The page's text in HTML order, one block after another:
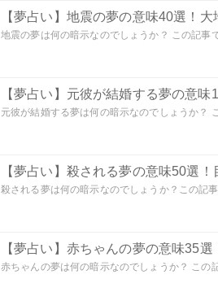
【夢占い】地震の夢の意味40選！
地震の夢は何の暗示なのでしょうか？ この記事
【夢占い】元彼が結婚する夢の意
元彼が結婚する夢は何の暗示なのでしょうか？
【夢占い】殺される夢の意味50選
殺される夢は何の暗示なのでしょうか？この記
【夢占い】赤ちゃんの夢の意味35
赤ちゃんの夢は何の暗示なのでしょうか？ この